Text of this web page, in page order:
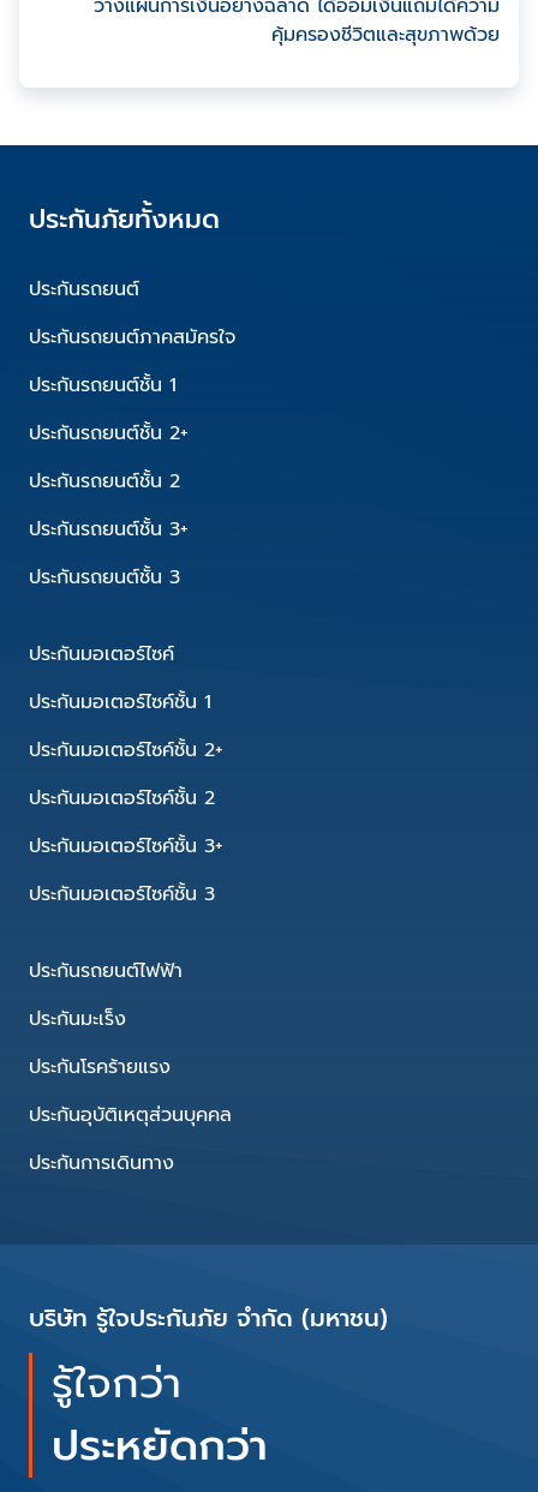
วางแผนการเงินอย่างฉลาด ได้ออมเงินแถมได้ความ
คุ้มครองชีวิตและสุขภาพด้วย
ประกันภัยทั้งหมด
ประกันรถยนต์
ประกันรถยนต์ภาคสมัครใจ
ประกันรถยนต์ชั้น 1
ประกันรถยนต์ชั้น 2+
ประกันรถยนต์ชั้น 2
ประกันรถยนต์ชั้น 3+
ประกันรถยนต์ชั้น 3
ประกันมอเตอร์ไซค์
ประกันมอเตอร์ไซค์ชั้น 1
ประกันมอเตอร์ไซค์ชั้น 2+
ประกันมอเตอร์ไซค์ชั้น 2
ประกันมอเตอร์ไซค์ชั้น 3+
ประกันมอเตอร์ไซค์ชั้น 3
ประกันรถยนต์ไฟฟ้า
ประกันมะเร็ง
ประกันโรคร้ายแรง
ประกันอุบัติเหตุส่วนบุคคล
ประกันการเดินทาง
บริษัท รู้ใจประกันภัย จำกัด (มหาชน)
รู้ใจกว่า
ประหยัดกว่า